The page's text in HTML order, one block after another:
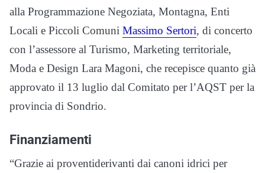
alla Programmazione Negoziata, Montagna, Enti
Locali e Piccoli Comuni Massimo Sertori, di concerto
con l’assessore al Turismo, Marketing territoriale,
Moda e Design Lara Magoni, che recepisce quanto già
approvato il 13 luglio dal Comitato per l’AQST per la
provincia di Sondrio.
Finanziamenti
“Grazie ai proventiderivanti dai canoni idrici per